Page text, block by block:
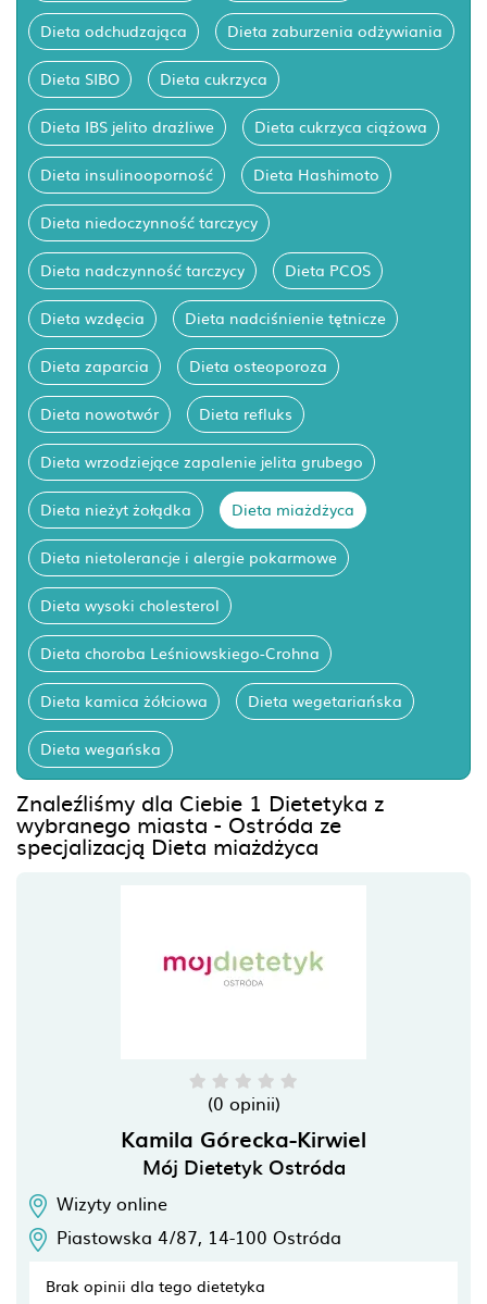
Dieta odchudzająca Dieta zaburzenia odżywiania
Dieta SIBO Dieta cukrzyca
Dieta IBS jelito drażliwe Dieta cukrzyca ciążowa
Dieta insulinooporność Dieta Hashimoto
Dieta niedoczynność tarczycy
Dieta nadczynność tarczycy Dieta PCOS
Dieta wzdęcia Dieta nadciśnienie tętnicze
Dieta zaparcia Dieta osteoporoza
Dieta nowotwór Dieta refluks
Dieta wrzodziejące zapalenie jelita grubego
Dieta nieżyt żołądka Dieta miażdżyca
Dieta nietolerancje i alergie pokarmowe
Dieta wysoki cholesterol
Dieta choroba Leśniowskiego-Crohna
Dieta kamica żółciowa Dieta wegetariańska
Dieta wegańska
Znaleźliśmy dla Ciebie 1 Dietetyka z
wybranego miasta - Ostróda ze
specjalizacją Dieta miażdżyca
(0 opinii)
Kamila Górecka-Kirwiel
Mój Dietetyk Ostróda
Wizyty online
Piastowska 4/87, 14-100 Ostróda
Brak opinii dla tego dietetyka